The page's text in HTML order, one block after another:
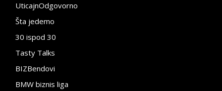
UticajnOdgovorno
Šta jedemo
30 ispod 30
Tasty Talks
BIZBendovi
BMW biznis liga